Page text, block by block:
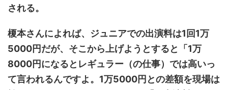
される。
榎本さんによれば、ジュニアでの出演料は1回1万
5000円だが、そこから上げようとすると「1万
8000円になるとレギュラー（の仕事）では高いっ
て言われるんですよ。1万5000円との差額を現場は